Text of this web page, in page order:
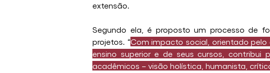
extensão.
Segundo ela, é proposto um processo de
projetos. “Com impacto social, orientado
ensino superior e de seus cursos, contribui
acadêmicos – visão holística, humanista,